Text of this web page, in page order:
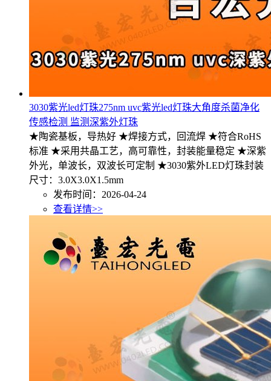
3030紫光led灯珠275nm uvc紫光led灯珠大角度杀菌净化
传感检测 监测深紫外灯珠
★陶瓷基板，导热好 ★焊接方式，回流焊 ★符合RoHS
标准 ★采用共晶工艺，高可靠性，封装能量稳定 ★深紫
外光，单波长，双波长可定制 ★3030紫外LED灯珠封装
尺寸：3.0X3.0X1.5mm
发布时间：2026-04-24
查看详情>>